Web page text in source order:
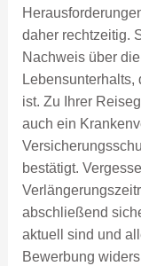
daher rechtzeitig.
Nachweis über
Lebensunterhalts,
ist. Zu Ihrer
auch ein
bestätigt.
abschließend
aktuell sind und
Bewerbung